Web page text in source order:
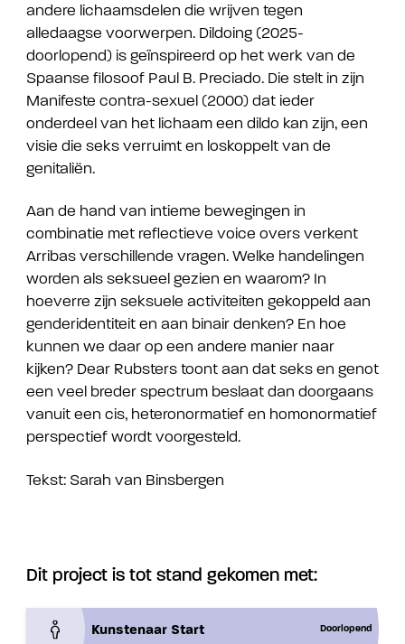
andere lichaamsdelen die wrijven tegen
alledaagse voorwerpen. Dildoing (2025-
doorlopend) is geïnspireerd op het werk van de
Spaanse filosoof Paul B. Preciado. Die stelt in zijn
Manifeste contra-sexuel (2000) dat ieder
onderdeel van het lichaam een dildo kan zijn, een
visie die seks verruimt en loskoppelt van de
genitaliën.
Aan de hand van intieme bewegingen in
combinatie met reflectieve voice overs verkent
Arribas verschillende vragen. Welke handelingen
worden als seksueel gezien en waarom? In
hoeverre zijn seksuele activiteiten gekoppeld aan
genderidentiteit en aan binair denken? En hoe
kunnen we daar op een andere manier naar
kijken? Dear Rubsters toont aan dat seks en genot
een veel breder spectrum beslaat dan doorgaans
vanuit een cis, heteronormatief en homonormatief
perspectief wordt voorgesteld.
Tekst: Sarah van Binsbergen
Dit project is tot stand gekomen met:
Kunstenaar Start Doorlopend